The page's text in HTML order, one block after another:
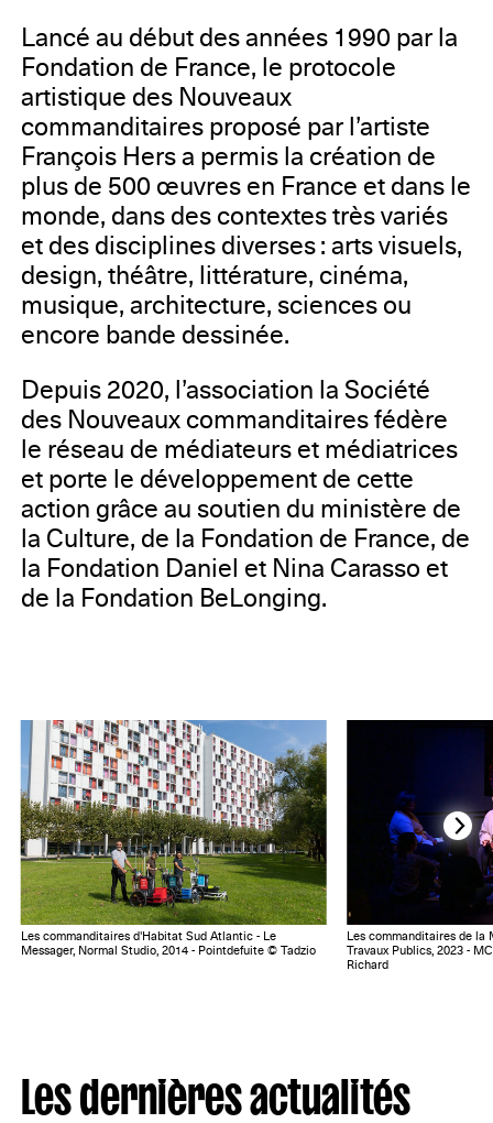
Lancé au début des années 1990 par la
Fondation de France, le protocole
artistique des Nouveaux
commanditaires proposé par l’artiste
François Hers a permis la création de
plus de 500 œuvres en France et dans le
monde, dans des contextes très variés
et des disciplines diverses : arts visuels,
design, théâtre, littérature, cinéma,
musique, architecture, sciences ou
encore bande dessinée.
Depuis 2020, l’association la Société
des Nouveaux commanditaires fédère
le réseau de médiateurs et médiatrices
et porte le développement de cette
action grâce au soutien du ministère de
la Culture, de la Fondation de France, de
la Fondation Daniel et Nina Carasso et
de la Fondation BeLonging.
Les commanditaires d'Habitat Sud Atlantic - Le
Messager, Normal Studio, 2014 - Pointdefuite © Tadzio
Les commanditaires de la
Travaux Publics, 2023 -
Richard
Les dernières actualités